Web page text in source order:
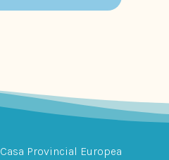
Casa Provincial Europea